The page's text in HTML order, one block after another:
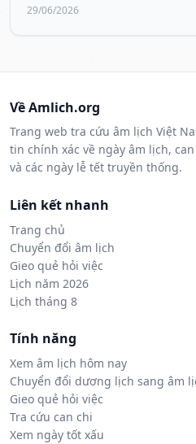
29/06/2026
Về Amlich.org
Trang web tra cứu âm lịch Việt
tin chính xác về ngày âm lịch,
và các ngày lễ tết truyền thống.
Liên kết nhanh
Trang chủ
Chuyển đổi âm lịch
Gieo quẻ hỏi việc
Lịch năm 2026
Lịch tháng 8
Tính năng
Xem âm lịch hôm nay
Chuyển đổi dương lịch sang âm
Gieo quẻ hỏi việc
Tra cứu can chi
Xem ngày tốt xấu